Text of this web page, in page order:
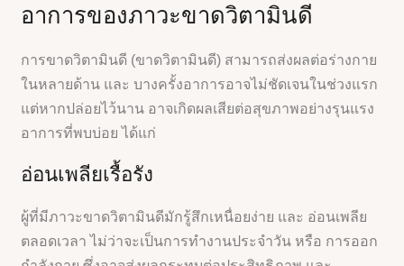
อาการของภาวะขาดวิตามินดี
การขาดวิตามินดี (ขาดวิตามินดี) สามารถส่งผลต่อร่างกาย
ในหลายด้าน และ บางครั้งอาการอาจไม่ชัดเจนในช่วงแรก
แต่หากปล่อยไว้นาน อาจเกิดผลเสียต่อสุขภาพอย่างรุนแรง
อาการที่พบบ่อย ได้แก่
อ่อนเพลียเรื้อรัง
ผู้ที่มีภาวะขาดวิตามินดีมักรู้สึกเหนื่อยง่าย และ อ่อนเพลีย
ตลอดเวลา ไม่ว่าจะเป็นการทำงานประจำวัน หรือ การออก